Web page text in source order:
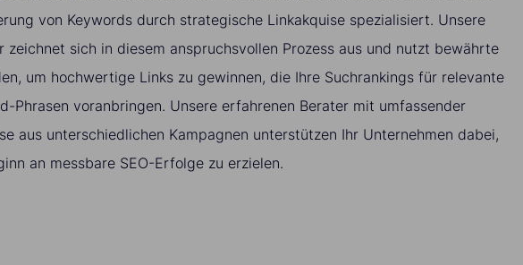
von Keywords durch strategische Linkakquise spezialisiert. Unsere
zeichnet sich in diesem anspruchsvollen Prozess aus und nutzt bewährte
um hochwertige Links zu gewinnen, die Ihre Suchrankings für relevante
Phrasen voranbringen. Unsere erfahrenen Berater mit umfassender
aus unterschiedlichen Kampagnen unterstützen Ihr Unternehmen dabei,
an messbare SEO-Erfolge zu erzielen.